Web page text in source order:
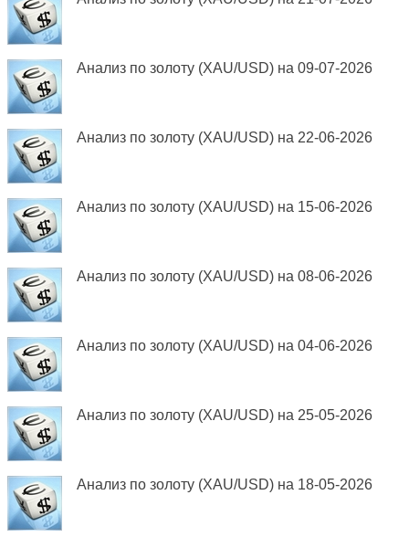
Анализ по золоту (XAU/USD) на 09-07-2026
Анализ по золоту (XAU/USD) на 22-06-2026
Анализ по золоту (XAU/USD) на 15-06-2026
Анализ по золоту (XAU/USD) на 08-06-2026
Анализ по золоту (XAU/USD) на 04-06-2026
Анализ по золоту (XAU/USD) на 25-05-2026
Анализ по золоту (XAU/USD) на 18-05-2026